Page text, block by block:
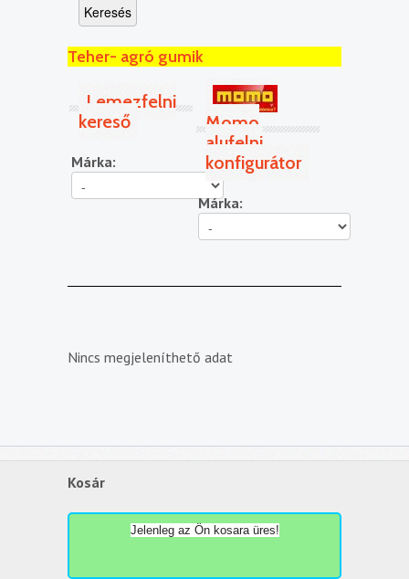
Teher- agró gumik
Lemezfelni
kereső
Márka:
Momo
alufelni
konfigurátor
Márka:
Nincs megjeleníthető adat
Kosár
Jelenleg az Ön kosara üres!